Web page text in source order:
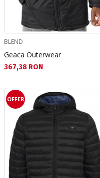
BLEND
Geaca Outerwear
Текуща цена:
367,38 RON
OFFER